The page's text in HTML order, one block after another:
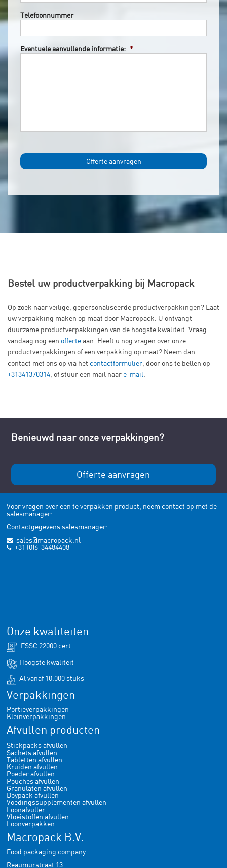
Telefoonnummer
Eventuele aanvullende informatie: *
Bestel uw productverpakking bij Macropack
Op zoek naar veilige, gepersonaliseerde productverpakkingen? Laat
uw verpakking maken op maat door Macropack. U ontvangt
duurzame productverpakkingen van de hoogste kwaliteit. Vraag
vandaag nog een offerteaan. Heeft u nog vragen over onze
productverpakkingen of een verpakking op maat? Neem dan
contact met ons op via het contactformulier , door ons te bellen op
+31341370314 , of stuur een mail naar e-mail
Benieuwd naar onze verpakkingen?
Offerte aanvragen
Voor vragen over een te verpakken product, neem contact op met de
salesmanager:
Contactgegevens salesmanager:
sales@macropack.nl
+31 (0)6-34484408
Onze kwaliteiten
FSSC 22000 cert.
Hoogste kwaliteit
Al vanaf 10.000 stuks
Verpakkingen
Portieverpakkingen
Kleinverpakkingen
Afvullen producten
Stickpacks afvullen
Sachets afvullen
Tabletten afvullen
Kruiden afvullen
Poeder afvullen
Pouches afvullen
Granulaten afvullen
Doypack afvullen
Voedingssupplementen afvullen
Loonafvuller
Vloeistoffen afvullen
Loonverpakken
Macropack B.V.
Food packaging company
Reaumurstraat 13